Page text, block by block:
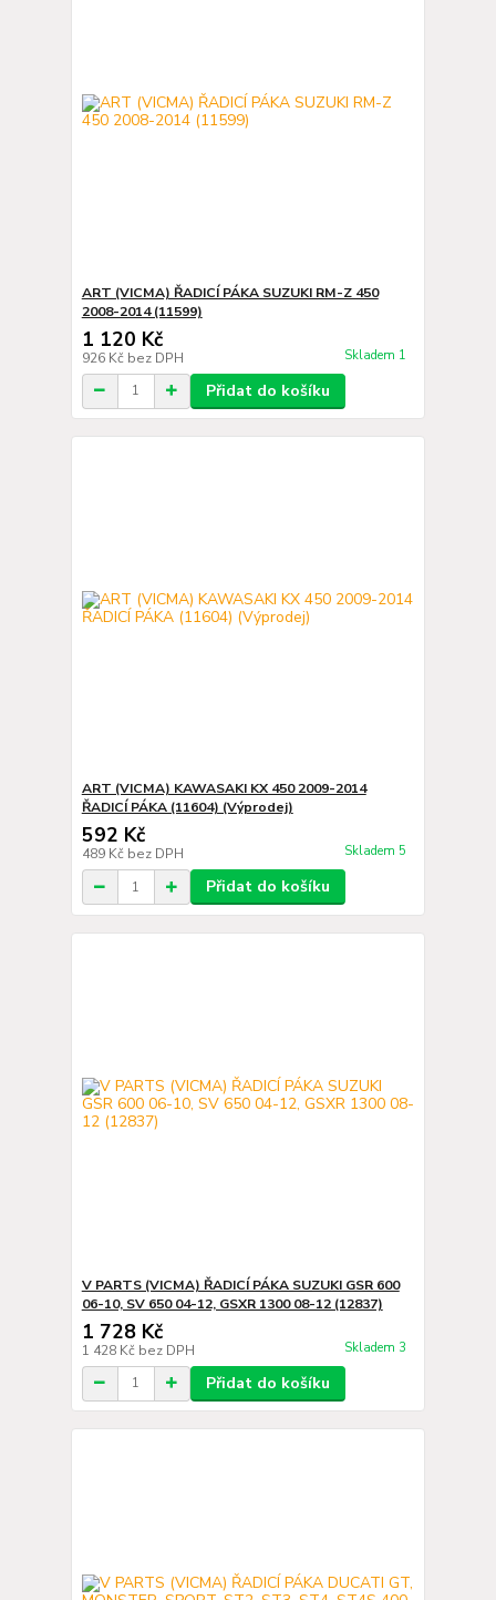
ART (VICMA) ŘADICÍ PÁKA SUZUKI RM-Z 450
2008-2014 (11599)
1 120 Kč
926 Kč bez DPH Skladem 1
Přidat do košíku
ART (VICMA) KAWASAKI KX 450 2009-2014
ŘADICÍ PÁKA (11604) (Výprodej)
592 Kč
489 Kč bez DPH Skladem 5
Přidat do košíku
V PARTS (VICMA) ŘADICÍ PÁKA SUZUKI GSR 600
06-10, SV 650 04-12, GSXR 1300 08-12 (12837)
1 728 Kč
1 428 Kč bez DPH Skladem 3
Přidat do košíku